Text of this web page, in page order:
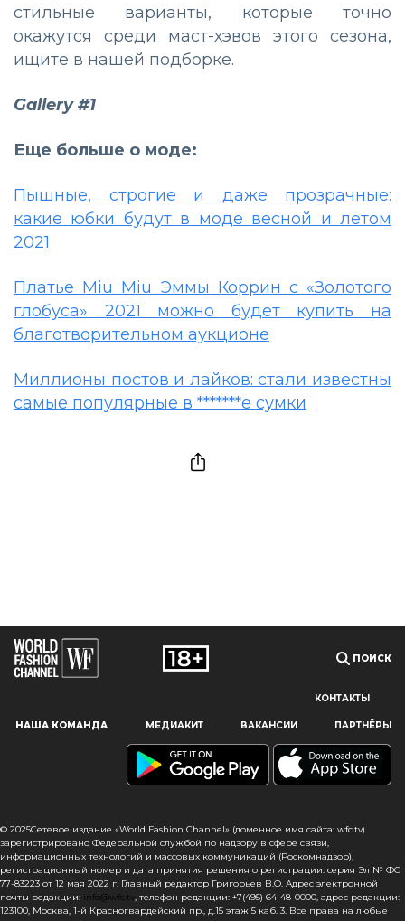
Наш сайт использует файлы cookie и похожие технологии,
пользователям, предоставляя персонализированную
информацию, запоминая предпочтения в области
сайта, вы подтверждаете свое согласие на использование
файлов cookie в соответствии с настоящим уведомлением
в отношении данного типа файлов. Если вы не согласны
с тем, чтобы мы использовали данный тип файлов,
то вы должны соответствующим образом установить
настройки вашего браузера или не использовать сайт wfc.tv
стильные варианты, которые точно
окажутся среди маст-хэвов этого сезона,
ищите в нашей подборке.
Gallery #1
Еще больше о моде:
Пышные, строгие и даже прозрачные:
какие юбки будут в моде весной и летом
2021
Платье Miu Miu Эммы Коррин с «Золотого
глобуса» 2021 можно будет купить на
благотворительном аукционе
Миллионы постов и лайков: стали известны
самые популярные в *******е сумки
ПОИСК
КОНТАКТЫ
НАША КОМАНДА МЕДИАКИТ ВАКАНСИИ ПАРТНЁРЫ
© 2025Сетевое издание «World Fashion Channel» (доменное имя сайта: wfc.tv)
зарегистрировано Федеральной службой по надзору в сфере связи,
информационных технологий и массовых коммуникаций (Роскомнадзор),
регистрационный номер и дата принятия решения о регистрации: серия Эл № ФС
77-83223 от 12 мая 2022 г. Главный редактор Григорьев В.О. Адрес электронной
почты редакции: info@wfc.tv, телефон редакции: +7(495) 64-48-0000, адрес редакции:
123100, Москва, 1-й Красногвардейский пр., д.15 этаж 5 каб. 3. Все права на любые